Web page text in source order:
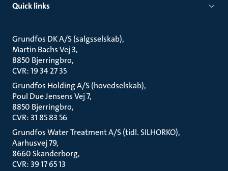
Quick links
Grundfos DK A/S (salgsselskab)
Martin Bachs Vej 3
8850 Bjerringbro
CVR: 19 34 27 35
Grundfos Holding A/S (hovedselskab)
Poul Due Jensens Vej 7
8850 Bjerringbro
CVR: 31 85 83 56
Grundfos Water Treatment A/S (tidl. SILHORKO)
Aarhusvej 79
8660 Skanderborg
CVR: 39 17 65 13